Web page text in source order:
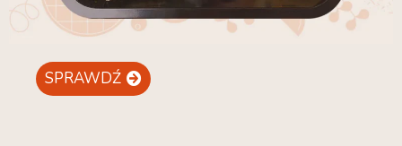
SPRAWDŹ